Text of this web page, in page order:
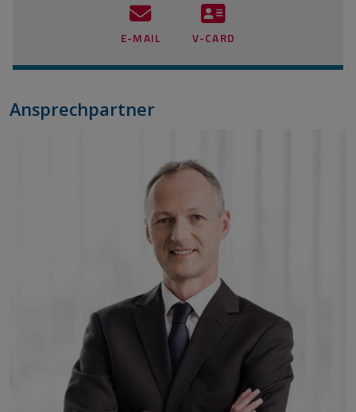
E-MAIL V-CARD
Ansprechpartner